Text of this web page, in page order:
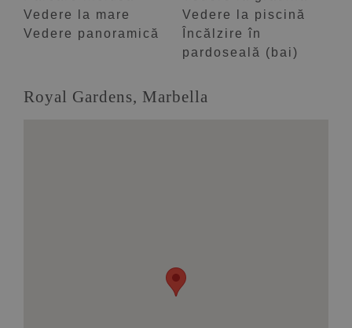
Vedere la mare
Vedere la piscină
Vedere panoramică
Încălzire în
pardoseală (bai)
Royal Gardens, Marbella